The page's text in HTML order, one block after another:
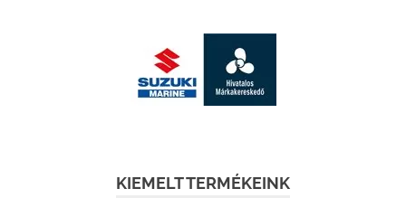
KIEMELT TERMÉKEINK